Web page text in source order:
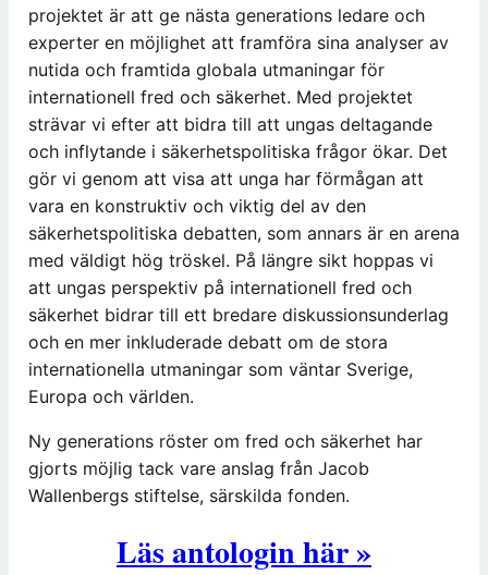
projektet är att ge nästa generations ledare och
experter en möjlighet att framföra sina analyser av
nutida och framtida globala utmaningar för
internationell fred och säkerhet. Med projektet
strävar vi efter att bidra till att ungas deltagande
och inflytande i säkerhetspolitiska frågor ökar. Det
gör vi genom att visa att unga har förmågan att
vara en konstruktiv och viktig del av den
säkerhetspolitiska debatten, som annars är en arena
med väldigt hög tröskel. På längre sikt hoppas vi
att ungas perspektiv på internationell fred och
säkerhet bidrar till ett bredare diskussionsunderlag
och en mer inkluderade debatt om de stora
internationella utmaningar som väntar Sverige,
Europa och världen.
Ny generations röster om fred och säkerhet har
gjorts möjlig tack vare anslag från Jacob
Wallenbergs stiftelse, särskilda fonden.
Läs antologin här »